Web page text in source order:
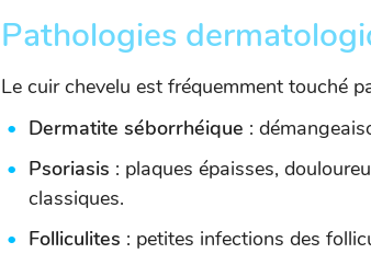
Pathologies
Le cuir chevelu est fréquemment touché
Dermatite séborrhéique :
Psoriasis : plaques épaisses,
classiques.
Folliculites : petites infections des